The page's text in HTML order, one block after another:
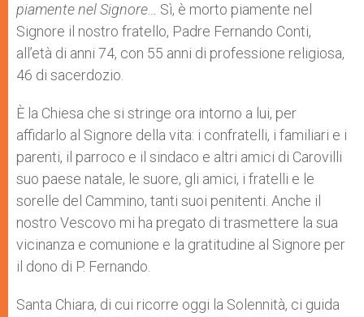
piamente nel Signore… Sì, è morto piamente nel
Signore il nostro fratello, Padre Fernando Conti,
all’età di anni 74, con 55 anni di professione religiosa,
46 di sacerdozio.
È la Chiesa che si stringe ora intorno a lui, per
affidarlo al Signore della vita: i confratelli, i familiari e i
parenti, il parroco e il sindaco e altri amici di Carovilli
suo paese natale, le suore, gli amici, i fratelli e le
sorelle del Cammino, tanti suoi penitenti. Anche il
nostro Vescovo mi ha pregato di trasmettere la sua
vicinanza e comunione e la gratitudine al Signore per
il dono di P. Fernando.
Santa Chiara, di cui ricorre oggi la Solennità, ci guida